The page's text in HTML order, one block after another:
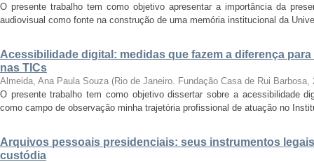
O presente trabalho tem como objetivo apresentar a importância da
audiovisual como fonte na construção de uma memória institucional da
Acessibilidade digital: medidas que fazem a diferença
nas TICs
Almeida, Ana Paula Souza (Rio de Janeiro. Fundação Casa de Rui Barbosa
O presente trabalho tem como objetivo dissertar sobre a acessibilidade
como campo de observação minha trajetória profissional de atuação no
Arquivos pessoais presidenciais: seus instrumentos
custódia